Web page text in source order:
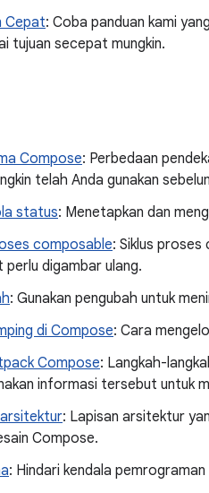
Cepat: Coba panduan kami
tujuan secepat mungkin.
Compose: Perbedaan
telah Anda gunakan
status: Menetapkan dan
composable: Siklus
digambar ulang.
: Gunakan pengubah untuk
di Compose: Cara
Compose: Langkah-
informasi tersebut untuk
: Lapisan arsitektur
Compose.
: Hindari kendala